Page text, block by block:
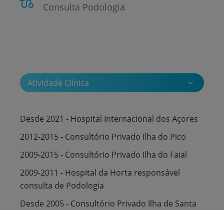
Consulta Podologia
Atividade Clínica
Desde 2021 - Hospital Internacional dos Açores
2012-2015 - Consultório Privado Ilha do Pico
2009-2015 - Consultório Privado Ilha do Faial
2009-2011 - Hospital da Horta responsável
consulta de Podologia
Desde 2005 - Consultório Privado Ilha de Santa